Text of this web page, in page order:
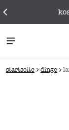
startseite dinge